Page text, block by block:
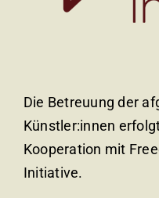
Die Betreuung der
Künstler:innen
Kooperation mit
Initiative.